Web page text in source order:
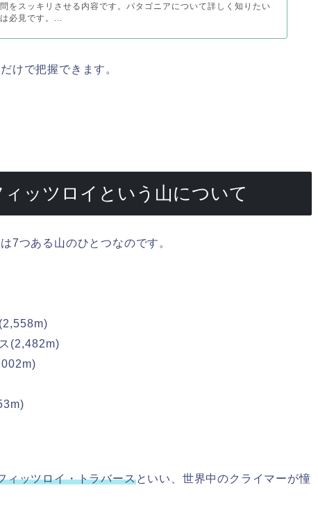
をスッキリさせる内容です。パタゴニアについて詳しく知りたい
必見です。...
けで把握できます。
ッツロイという山について
7つある山のひとつなのです。
(2,482m)
ィッツロイ・トラバースといい、世界中のクライマーが憧